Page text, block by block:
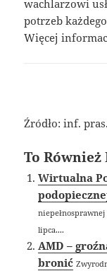
wachlarzowi
potrzeb
Więcej
Źródło: inf. pras.
To
Wirtualna
lipca....
AMD –
bronić